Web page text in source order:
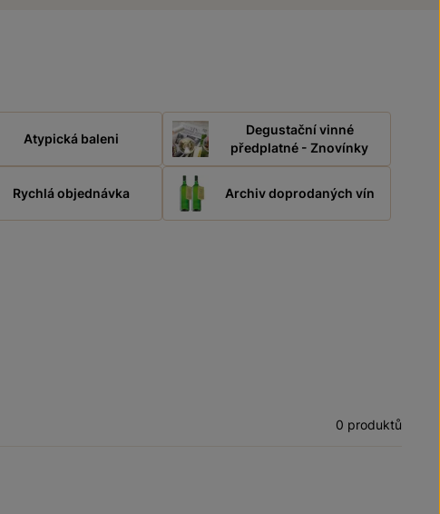
Atypická baleni
Degustační vinné
předplatné - Znovínky
Rychlá objednávka Archiv doprodaných vín
0 produktů